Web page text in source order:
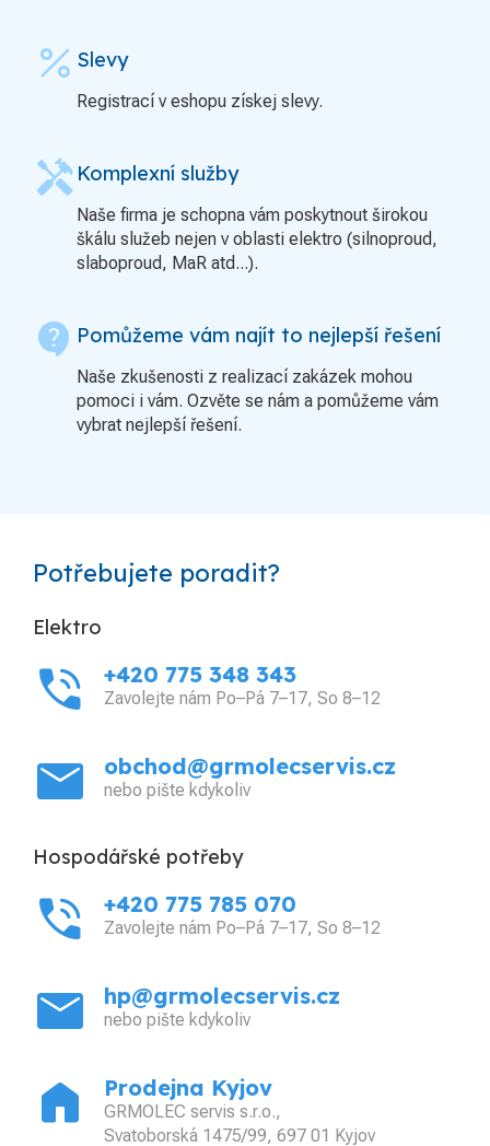
percent Slevy
Registrací v eshopu získej slevy.
handyman Komplexní služby
Naše firma je schopna vám poskytnout širokou
škálu služeb nejen v oblasti elektro (silnoproud,
slaboproud, MaR atd...).
contact_support Pomůžeme vám najít to nejlepší řešení
Naše zkušenosti z realizací zakázek mohou
pomoci i vám. Ozvěte se nám a pomůžeme vám
vybrat nejlepší řešení.
Potřebujete poradit?
Elektro
phone_in_talk +420 775 348 343
Zavolejte nám Po–Pá 7–17, So 8–12
mail obchod@grmolecservis.cz
nebo pište kdykoliv
Hospodářské potřeby
phone_in_talk +420 775 785 070
Zavolejte nám Po–Pá 7–17, So 8–12
mail hp@grmolecservis.cz
nebo pište kdykoliv
home Prodejna Kyjov
GRMOLEC servis s.r.o.,
Svatoborská 1475/99, 697 01 Kyjov